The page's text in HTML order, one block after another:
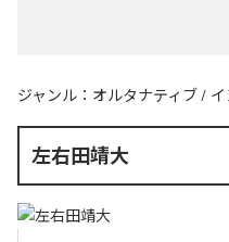
ジャンル： オルタナティブ /
左右田靖大